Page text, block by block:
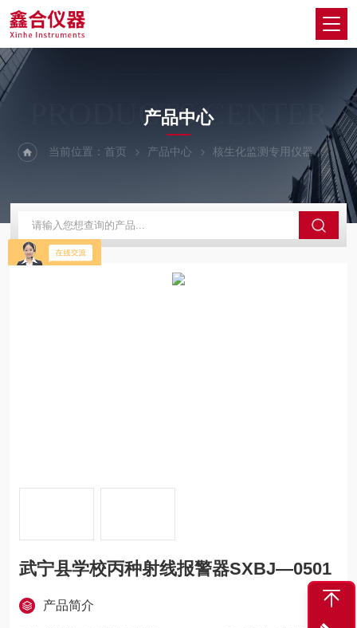
PRODUCTS CENTER
产品中心
当前位置：首页 产品中心 核生化监测专用仪器 丙
武宁县学校丙种射线报警器SXBJ—0501
产品简介